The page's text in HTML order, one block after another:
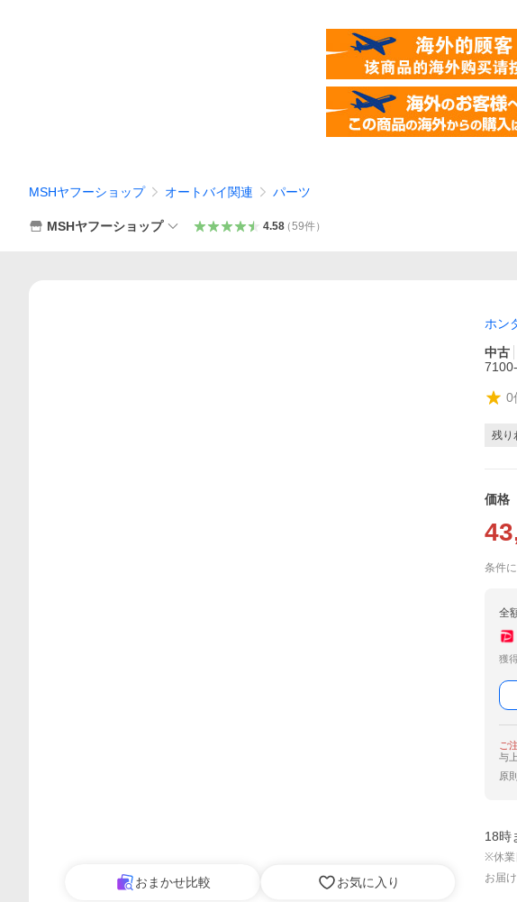
MSHヤフーショップ オートバイ関連 パーツ
MSHヤフーショップ 4.58（59件）
おまかせ比較 お気に入り
ホン
中古
0
残り
価格
条件
全
獲
ご
与
原
18時
※休業
お届